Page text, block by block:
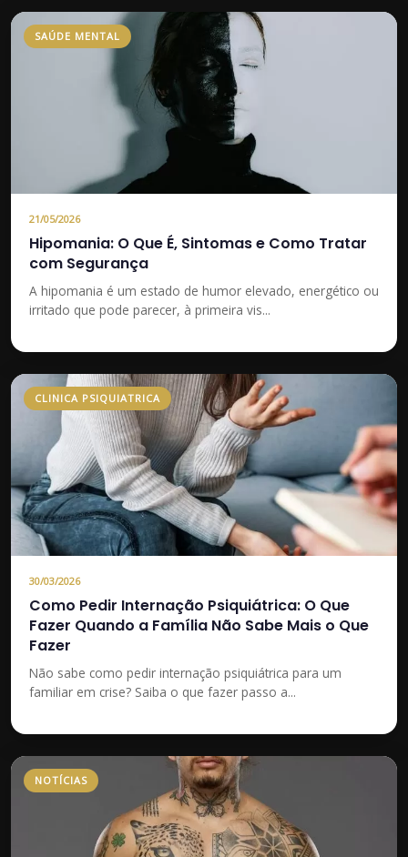
SAÚDE MENTAL
21/05/2026
Hipomania: O Que É, Sintomas e Como Tratar
com Segurança
A hipomania é um estado de humor elevado, energético ou
irritado que pode parecer, à primeira vis...
CLINICA PSIQUIATRICA
30/03/2026
Como Pedir Internação Psiquiátrica: O Que
Fazer Quando a Família Não Sabe Mais o Que
Fazer
Não sabe como pedir internação psiquiátrica para um
familiar em crise? Saiba o que fazer passo a...
NOTÍCIAS